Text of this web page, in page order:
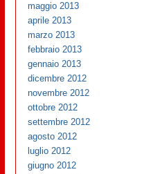
maggio 2013
aprile 2013
marzo 2013
febbraio 2013
gennaio 2013
dicembre 2012
novembre 2012
ottobre 2012
settembre 2012
agosto 2012
luglio 2012
giugno 2012